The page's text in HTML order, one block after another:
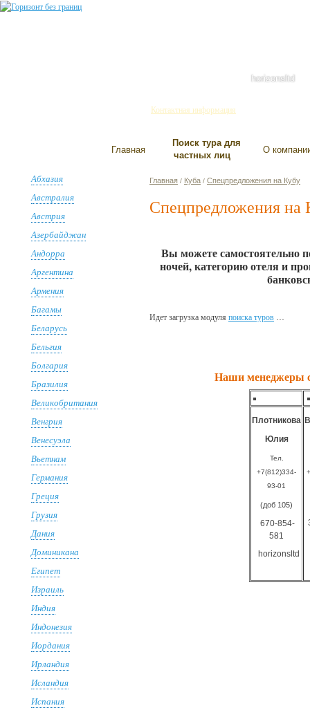
horizonsltd
Контактная информация
Главная
Поиск тура для
частных лиц
О
Абхазия
Австралия
Австрия
Азербайджан
Андорра
Аргентина
Армения
Багамы
Беларусь
Бельгия
Болгария
Бразилия
Великобритания
Венгрия
Венесуэла
Вьетнам
Германия
Греция
Грузия
Дания
Доминикана
Египет
Израиль
Индия
Индонезия
Иордания
Ирландия
Исландия
Испания
Главная / Куба / Спецпредложения на Кубу
Спецпредложения на
Вы можете самостоятельно
ночей, категорию отеля и
Идет загрузка модуля поиска туров
Наши менеджеры
Плотникова
Юлия
Тел.
+7(812)334-
93-01
(доб 105)
670-854-
581
horizonsltd